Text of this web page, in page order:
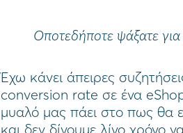
Οποτεδήποτε ψάξατε
Έχω κάνει άπειρες
conversion rate σε ένα
μυαλό μας πάει στο πως θα
και δεν δίνουμε λίγο χρόνο